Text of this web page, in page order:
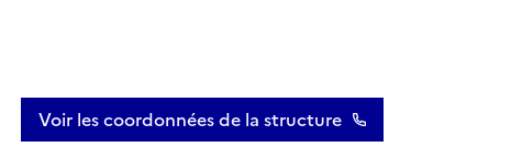
Voir les coordonnées de la structure